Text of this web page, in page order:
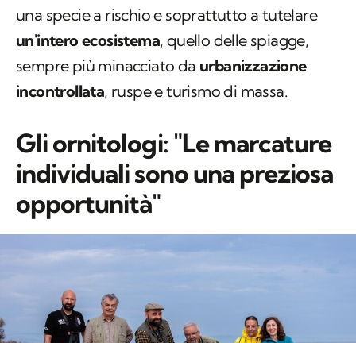
una specie a rischio e soprattutto a tutelare
un'intero ecosistema, quello delle spiagge,
sempre più minacciato da urbanizzazione
incontrollata, ruspe e turismo di massa.
Gli ornitologi: "Le marcature
individuali sono una preziosa
opportunità"